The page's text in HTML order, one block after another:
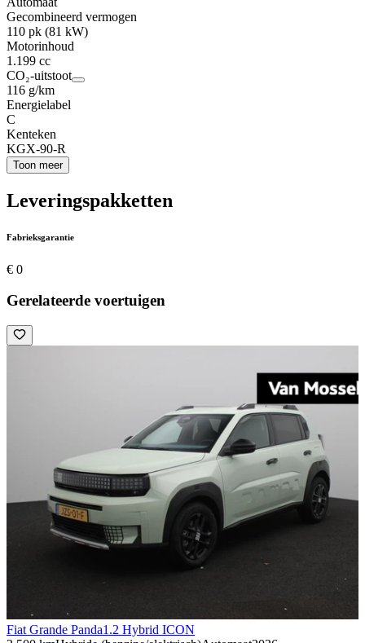
Gecombineerd vermogen
110 pk (81 kW)
Motorinhoud
1.199 cc
CO₂-uitstoot
116 g/km
Energielabel
C
Kenteken
KGX-90-R
Toon meer
Leveringspakketten
Fabrieksgarantie
€ 0
Gerelateerde voertuigen
Fiat Grande Panda1.2 Hybrid ICON